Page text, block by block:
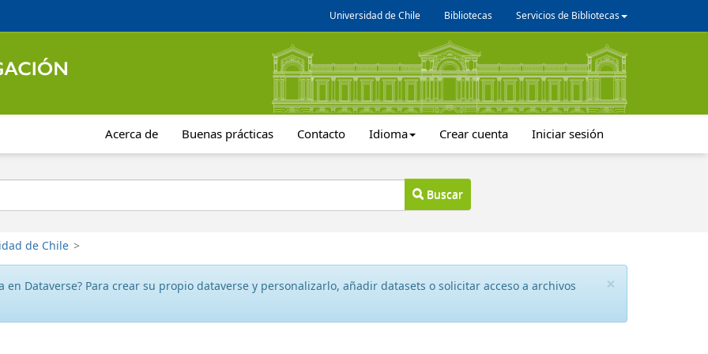
Universidad de Chile Bibliotecas Servicios de Bibliotecas
Acerca de Buenas prácticas Contacto Idioma Crear cuenta Iniciar sesión
Buscar
de Chile >
×
en Dataverse? Para crear su propio dataverse y personalizarlo, añadir datasets o solicitar acceso a archivos